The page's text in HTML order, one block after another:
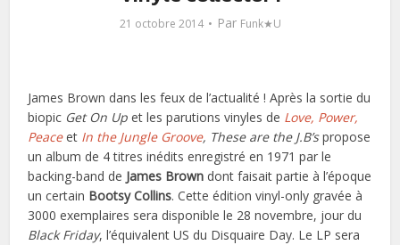
21 octobre 2014 Par Funk★U
James Brown dans les feux de l’actualité ! Après la sortie du
biopic Get On Up et les parutions vinyles de Love, Power,
Peaceet In the Jungle Groove, These are the J.B’spropose
un album de 4 titres inédits enregistré en 1971 par le
backing-band de James Brown dont faisait partie à l’époque
un certain Bootsy Collins. Cette édition vinyl-only gravée à
3000 exemplaires sera disponible le 28 novembre, jour du
Black Friday, l’équivalent US du Disquaire Day. Le LP sera